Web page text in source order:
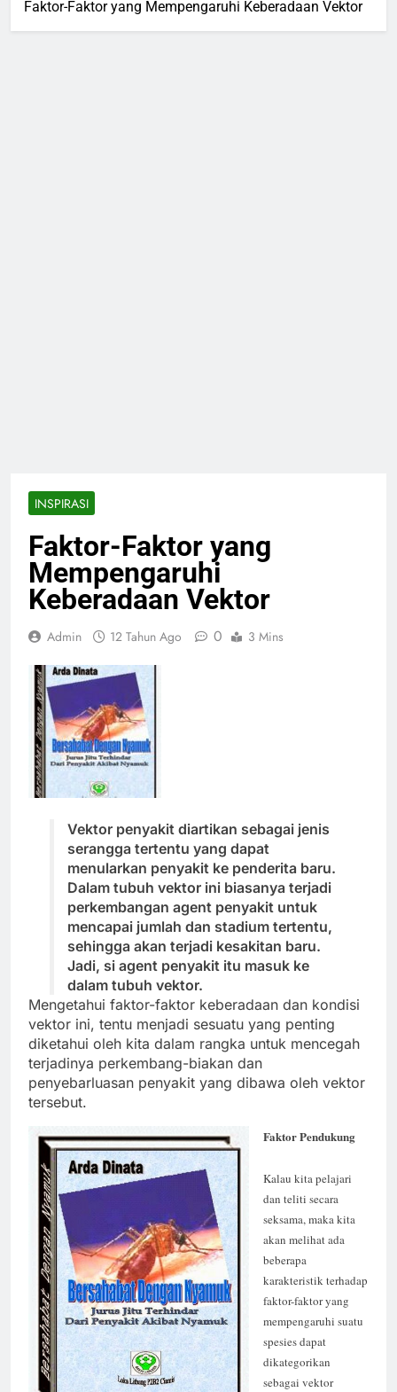
Faktor-Faktor yang Mempengaruhi Keberadaan Vektor
INSPIRASI
Faktor-Faktor yang
Mempengaruhi
Keberadaan Vektor
Admin 12 Tahun Ago 0 3 Mins
Vektor penyakit diartikan sebagai jenis
serangga tertentu yang dapat
menularkan penyakit ke penderita baru.
Dalam tubuh vektor ini biasanya terjadi
perkembangan agent penyakit untuk
mencapai jumlah dan stadium tertentu,
sehingga akan terjadi kesakitan baru.
Jadi, si agent penyakit itu masuk ke
dalam tubuh vektor.
Mengetahui faktor-faktor keberadaan dan kondisi
vektor ini, tentu menjadi sesuatu yang penting
diketahui oleh kita dalam rangka untuk mencegah
terjadinya perkembang-biakan dan
penyebarluasan penyakit yang dibawa oleh vektor
tersebut.
FaktorPendukung
Kalau kita pelajari
dan teliti secara
seksama, maka kita
akan melihat ada
beberapa
karakteristik terhadap
faktor-faktor yang
mempengaruhi suatu
spesies dapat
dikategorikan
sebagai vektor